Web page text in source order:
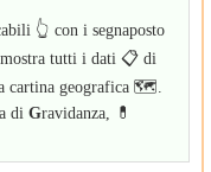
👆 con i segnaposto
mostra tutti i dati 📋 di
cartina geografica 🗺️.
di Gravidanza, 💊